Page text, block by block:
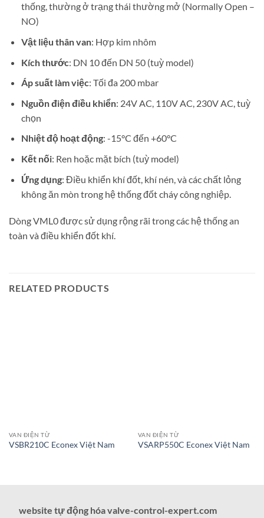
thống, thường ở trạng thái thường mở (Normally Open –
NO)
Vật liệu thân van: Hợp kim nhôm
Kích thước: DN 10 đến DN 50 (tuỳ model)
Áp suất làm việc: Tối đa 200 mbar
Nguồn điện điều khiển: 24V AC, 110V AC, 230V AC, tuỳ
chọn
Nhiệt độ hoạt động: -15°C đến +60°C
Kết nối: Ren hoặc mặt bích (tuỳ model)
Ứng dụng: Điều khiển khí đốt, khí nén, và các chất lỏng
không ăn mòn trong hệ thống đốt cháy công nghiệp.
Dòng VML0 được sử dụng rộng rãi trong các hệ thống an
toàn và điều khiển đốt khí.
RELATED PRODUCTS
VAN ĐIỆN TỪ
VSBR210C Econex Việt Nam
VAN ĐIỆN TỪ
VSARP550C Econex Việt Nam
website tự động hóa valve-control-expert.com